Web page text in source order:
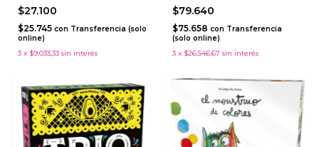
$27.100
$25.745 con Transferencia (solo
online)
3 x $9.033,33 sin interés
$79.640
$75.658 con Transferencia
(solo online)
3 x $26.546,67 sin interés